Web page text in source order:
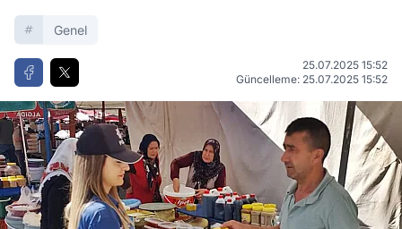
Genel
25.07.2025 15:52
Güncelleme: 25.07.2025 15:52